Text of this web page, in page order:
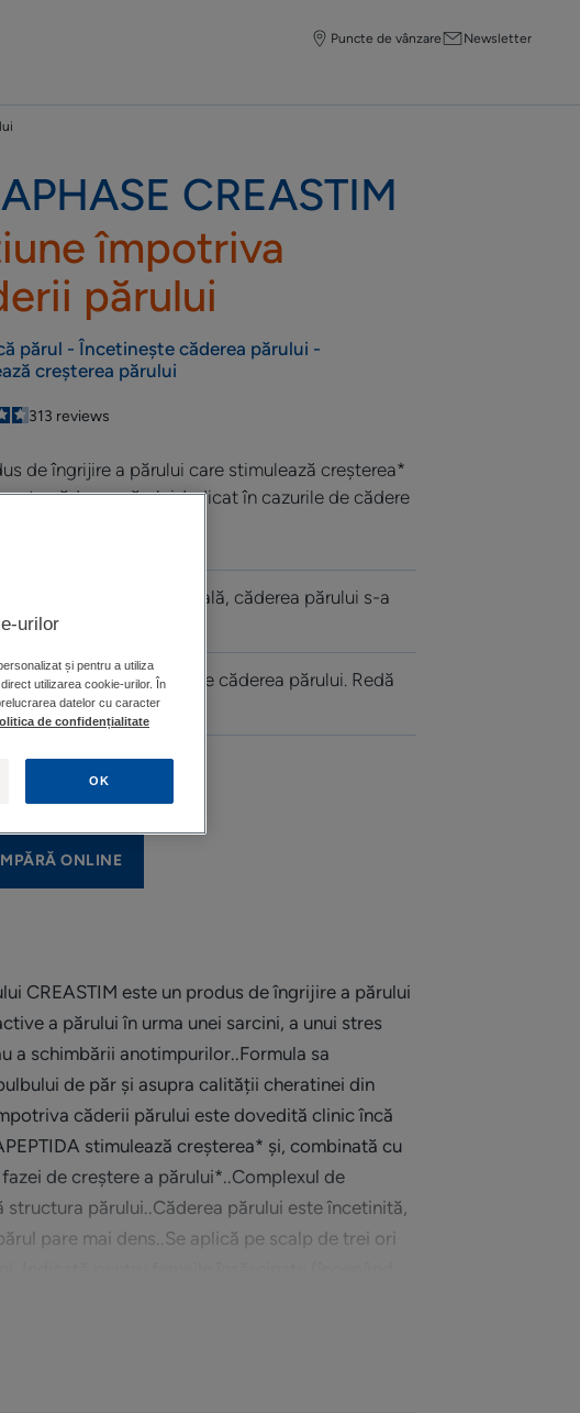
Puncte de vânzare Newsletter
CREASTIM
împotriva
părului
părul - Încetinește căderea părului -
creșterea părului
4.6
/
5
313 reviews
de îngrijire a părului care stimulează creșterea*
căderea părului. Indicat în cazurile de cădere
părului.
de origine naturală, căderea părului s-a
în prima lună*
creșterea*. Încetinește căderea părului. Redă
ONLINE
CREASTIM este un produs de îngrijire a părului
a părului în urma unei sarcini, a unui stres
a schimbării anotimpurilor..Formula sa
de păr și asupra calității cheratinei din
căderii părului este dovedită clinic încă
stimulează creșterea* și, combinată cu
de creștere a părului*..Complexul de
părului..Căderea părului este încetinită,
pare mai dens..Se aplică pe scalp de trei ori
cancerului..Testat sub control dermatologic.
urilor
și pentru a utiliza
utilizarea cookie-urilor. În
datelor cu caracter
de confidențialitate
OK